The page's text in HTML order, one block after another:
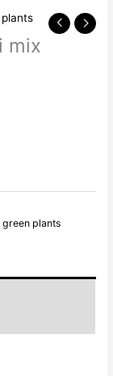
mix
green plants